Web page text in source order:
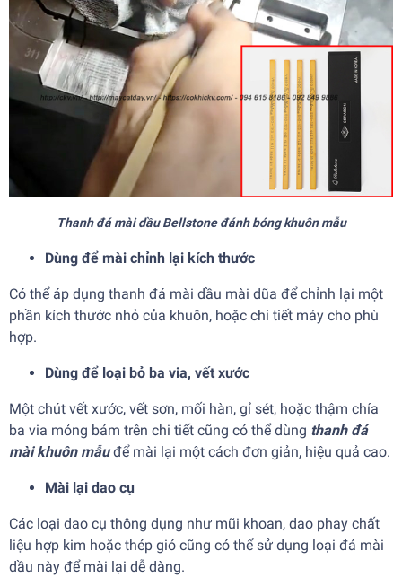
Thanh đá mài dầu Bellstone đánh bóng khuôn mẫu
Dùng để mài chỉnh lại kích thước
Có thể áp dụng thanh đá mài dầu mài dũa để chỉnh lại một
phần kích thước nhỏ của khuôn, hoặc chi tiết máy cho phù
hợp.
Dùng để loại bỏ ba via, vết xước
Một chút vết xước, vết sơn, mối hàn, gỉ sét, hoặc thậm chía
ba via mỏng bám trên chi tiết cũng có thể dùng thanh đá
mài khuôn mẫuđể mài lại một cách đơn giản, hiệu quả cao.
Mài lại dao cụ
Các loại dao cụ thông dụng như mũi khoan, dao phay chất
liệu hợp kim hoặc thép gió cũng có thể sử dụng loại đá mài
dầu này để mài lại dễ dàng.